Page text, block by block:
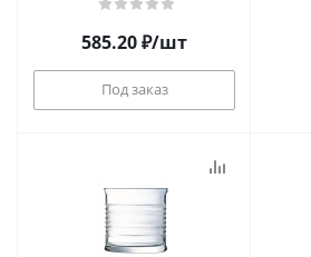
585.20₽/шт
Под заказ